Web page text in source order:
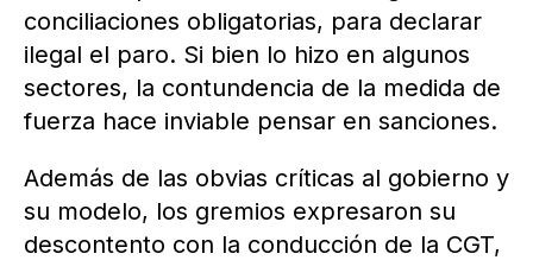
conciliaciones obligatorias, para declarar
ilegal el paro. Si bien lo hizo en algunos
sectores, la contundencia de la medida de
fuerza hace inviable pensar en sanciones.
Además de las obvias críticas al gobierno y
su modelo, los gremios expresaron su
descontento con la conducción de la CGT,